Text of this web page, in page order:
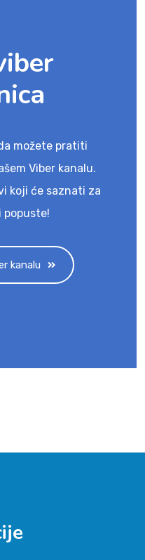
možete pratiti
Viber kanalu.
koji će saznati za
popuste!
kanalu